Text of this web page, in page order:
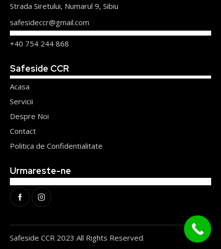
Strada Siretului, Numarul 9, Sibiu
safesideccr@gmail.com
+40 754 244 868
Safeside CCR
Acasa
Servicii
Despre Noi
Contact
Politica de Confidentialitate
Urmareste-ne
Safeside CCR 2023 All Rights Reserved.